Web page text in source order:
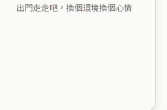
出門走走吧，換個環境換個心情